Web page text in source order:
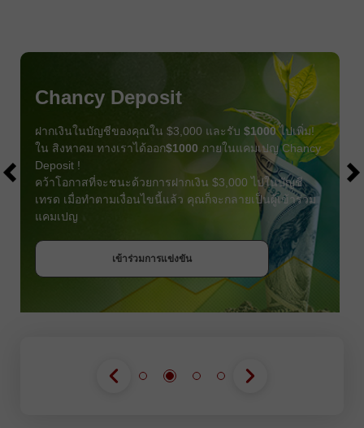
Chancy Deposit
ฝากเงินในบัญชีของคุณใน $3,000 และรับ $1000ไปเพิ่ม!
ใน สิงหาคม ทางเราได้ออก$1000 ภายในแคมเปญ Chancy
Deposit !
คว้าโอกาสที่จะชนะด้วยการฝากเงิน $3,000 ไปในบัญชี
เทรด เมื่อทำตามเงื่อนไขนี้แล้ว คุณก็จะกลายเป็นผู้เข้าร่วม
แคมเปญ
เข้าร่วมการแข่งขัน